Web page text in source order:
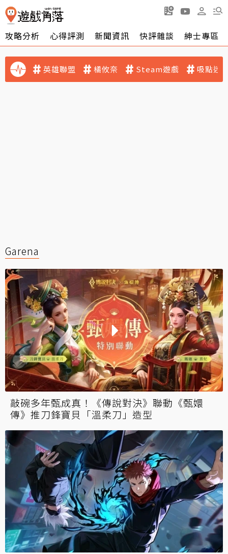
攻略分析 心得評測 新聞資訊 快評雜談 紳士專區
英雄聯盟 橘攸奈 Steam遊戲 吸點迷
Garena
敲碗多年甄成真！《傳說對決》聯動《甄嬛
傳》推刀鋒寶貝「溫柔刀」造型